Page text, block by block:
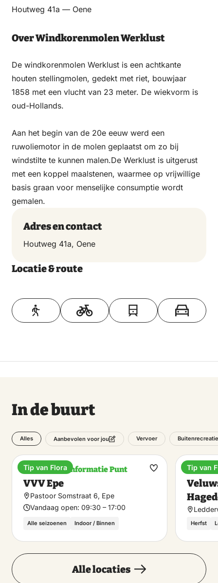
Houtweg 41a — Oene
Over Windkorenmolen Werklust
De windkorenmolen Werklust is een achtkante
houten stellingmolen, gedekt met riet, bouwjaar
1858 met een vlucht van 23 meter. De wiekvorm is
oud-Hollands.
Aan het begin van de 20e eeuw werd een
ruwoliemotor in de molen geplaatst om zo bij
windstilte te kunnen malen.De Werklust is uitgerust
met een koppel maalstenen, waarmee op vrijwillige
basis graan voor menselijke consumptie wordt
gemalen.
Adres en contact
Houtweg 41a, Oene
Locatie & route
Toon op kaart
In de buurt
Alles Aanbevolen voor jou Vervoer Buitenrecreatie
Toeristisch Informatie Punt
VVV Epe
Pastoor Somstraat 6, Epe
Vandaag open: 09:30 – 17:00
Alle seizoenen Indoor / Binnen
Tip van Flora
Maak
Herfst
Tip van
Alle locaties